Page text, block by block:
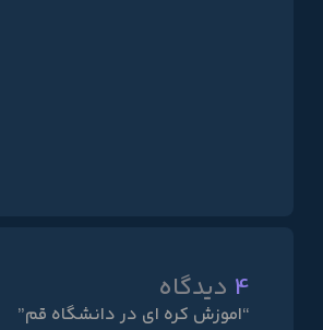
4 دیدگاه
“اموزش کره ای در دانشگاه قم”